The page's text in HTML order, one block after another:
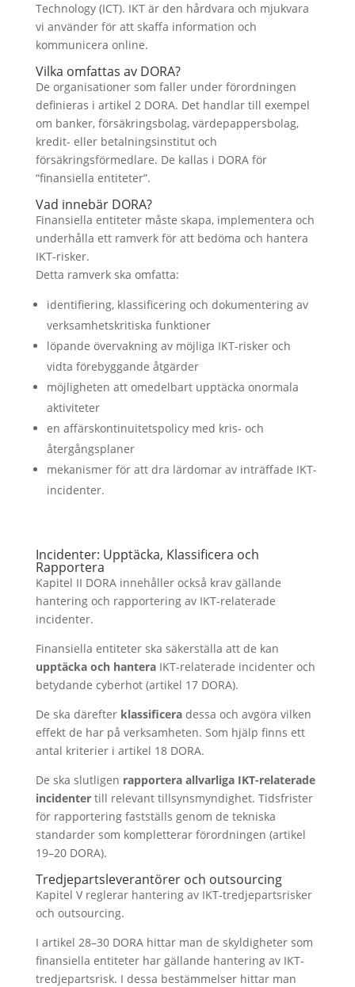
Technology (ICT). IKT är den hårdvara och mjukvara
vi använder för att skaffa information och
kommunicera online.
Vilka omfattas av DORA?
De organisationer som faller under förordningen
definieras i artikel 2 DORA. Det handlar till exempel
om banker, försäkringsbolag, värdepappersbolag,
kredit- eller betalningsinstitut och
försäkringsförmedlare. De kallas i DORA för
“finansiella entiteter”.
Vad innebär DORA?
Finansiella entiteter måste skapa, implementera och
underhålla ett ramverk för att bedöma och hantera
IKT-risker.
Detta ramverk ska omfatta:
identifiering, klassificering och dokumentering av
verksamhetskritiska funktioner
löpande övervakning av möjliga IKT-risker och
vidta förebyggande åtgärder
möjligheten att omedelbart upptäcka onormala
aktiviteter
en affärskontinuitetspolicy med kris- och
återgångsplaner
mekanismer för att dra lärdomar av inträffade IKT-
incidenter.
Incidenter: Upptäcka, Klassificera och
Rapportera
Kapitel II DORA innehåller också krav gällande
hantering och rapportering av IKT-relaterade
incidenter.
Finansiella entiteter ska säkerställa att de kan
upptäcka och hanteraIKT-relaterade incidenter och
betydande cyberhot (artikel 17 DORA).
De ska därefter klassificeradessa och avgöra vilken
effekt de har på verksamheten. Som hjälp finns ett
antal kriterier i artikel 18 DORA.
De ska slutligen rapportera allvarliga IKT-relaterade
incidentertill relevant tillsynsmyndighet. Tidsfrister
för rapportering fastställs genom de tekniska
standarder som kompletterar förordningen (artikel
19–20 DORA).
Tredjepartsleverantörer och outsourcing
Kapitel V reglerar hantering av IKT-tredjepartsrisker
och outsourcing.
I artikel 28–30 DORA hittar man de skyldigheter som
finansiella entiteter har gällande hantering av IKT-
tredjepartsrisk. I dessa bestämmelser hittar man